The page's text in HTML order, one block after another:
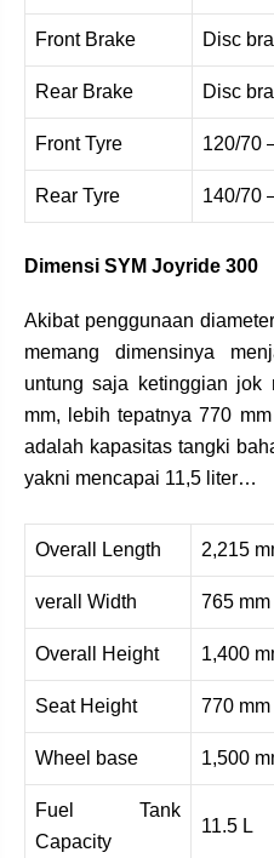
Front Brake Disc
Rear Brake Disc
Front Tyre 120/70
Rear Tyre 140/70
Dimensi SYM Joyride 300
Akibat penggunaan
memang dimensinya
untung saja ketinggian
mm, lebih tepatnya 770
adalah kapasitas tangki
yakni mencapai 11,5 liter…
Overall Length 2,215
verall Width 765 mm
Overall Height 1,400
Seat Height 770 mm
Wheel base 1,500
Fuel Tank
Capacity
11.5 L